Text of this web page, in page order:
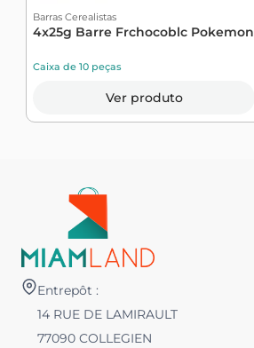
Barras Cerealistas
4x25g Barre Frchocoblc Pokemon
Caixa de 10 peças
Ver produto
Entrepôt :
14 RUE DE LAMIRAULT
77090 COLLEGIEN